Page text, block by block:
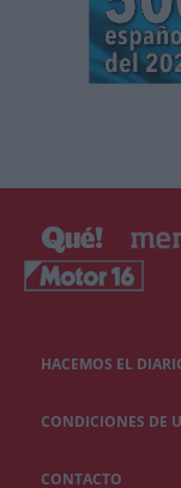
HACEMOS EL
CONDICIONES DE
CONTACTO